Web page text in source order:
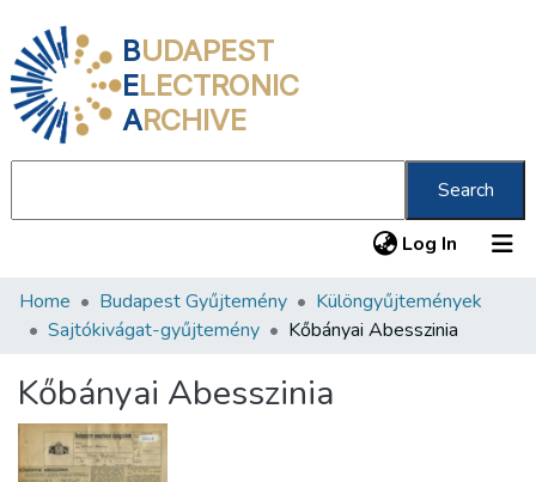
BUDAPEST
ELECTRONIC
ARCHIVE
Search
Log In (current)
Communities & Collections
Statistics
About us
Home Budapest Gyűjtemény
Különgyűjtemények
Sajtókivágat-gyűjtemény
Kőbányai Abesszinia
Kőbányai Abesszinia